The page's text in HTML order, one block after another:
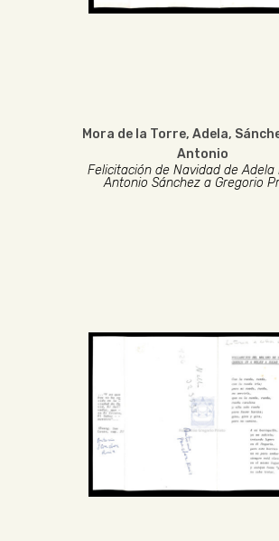
Mora de la Torre, Adela,
Antonio
Felicitación de Navidad de Adela
Antonio Sánchez a Gregorio